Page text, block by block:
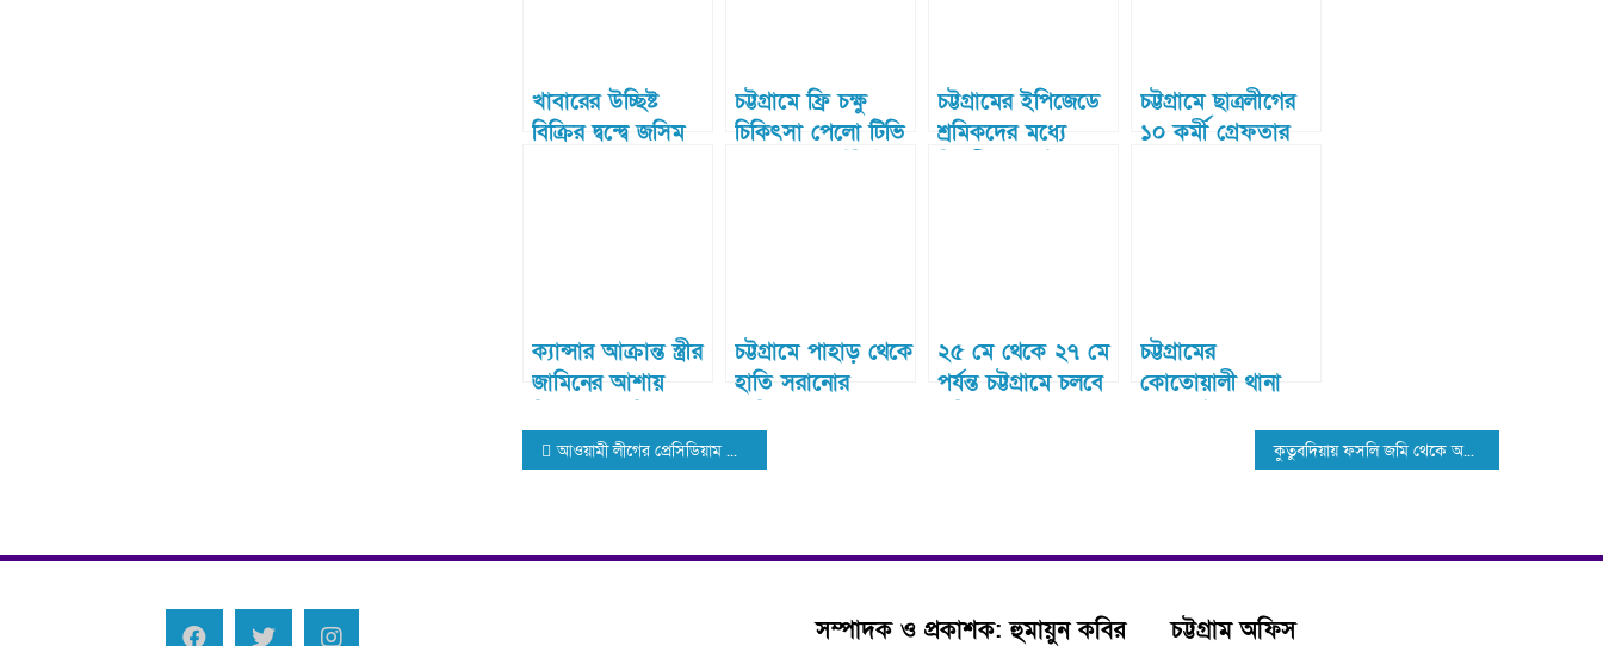
খাবারের উচ্ছিষ্ট
বিক্রির দ্বন্দ্বে জসিম
চট্টগ্রামে ফ্রি চক্ষু
চিকিৎসা পেলো টিভি
চট্টগ্রামের ইপিজেডে
শ্রমিকদের মধ্যে
চট্টগ্রামে ছাত্রলীগের
১০ কর্মী গ্রেফতার
ক্যান্সার আক্রান্ত স্ত্রীর
জামিনের আশায়
আ. লীগ নেতা
চট্টগ্রামে পাহাড় থেকে
হাতি সরানোর
২৫ মে থেকে ২৭ মে
পর্যন্ত চট্টগ্রামে চলবে
চট্টগ্রামের
কোতোয়ালী থানা
ভ্যানচালকের কাছে
Post
আওয়ামী লীগের প্রেসিডিয়াম সদস্য সাবেক মন্ত্রী ইঞ্জিনিয়ার মোশাররফকে গ্রেফতার দেখানো হলো ৮ মামলায় কুতুবদিয়ায় ফসলি জমি থেকে অবৈধভাবে মাটি কাটার অপরাধে ৫০ হাজার টাকা জরিমানা
সম্পাদক ও প্রকাশক: হুমায়ুন কবির চট্টগ্রাম অফিস